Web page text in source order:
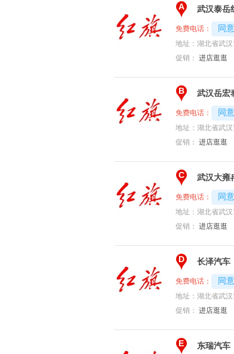
A 武汉泰岳
免费电话： 同
地址： 湖北省武
促销： 进店逛逛
B 武汉岳宏
免费电话： 同
地址： 湖北省武
促销： 进店逛逛
C 武汉大雍
免费电话： 同
地址： 湖北省武
促销： 进店逛逛
D 长泽汽车
免费电话： 同
地址： 湖北省武
促销： 进店逛逛
E 东瑞汽车